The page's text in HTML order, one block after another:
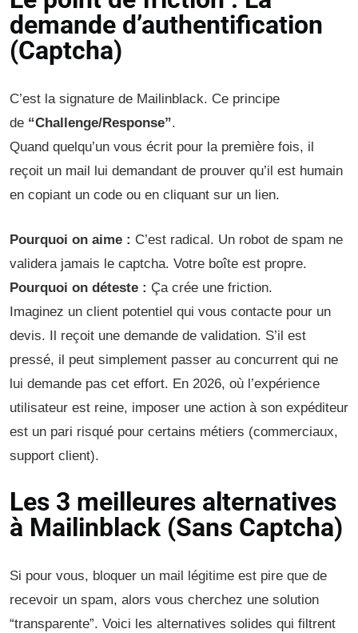
demande d’authentification
(Captcha)
C’est la signature de Mailinblack. Ce principe
de “Challenge/Response”.
Quand quelqu’un vous écrit pour la première fois, il
reçoit un mail lui demandant de prouver qu’il est humain
en copiant un code ou en cliquant sur un lien.
Pourquoi on aime : C’est radical. Un robot de spam ne
validera jamais le captcha. Votre boîte est propre.
Pourquoi on déteste : Ça crée une friction.
Imaginez un client potentiel qui vous contacte pour un
devis. Il reçoit une demande de validation. S’il est
pressé, il peut simplement passer au concurrent qui ne
lui demande pas cet effort. En 2026, où l’expérience
utilisateur est reine, imposer une action à son expéditeur
est un pari risqué pour certains métiers (commerciaux,
support client).
Les 3 meilleures alternatives
à Mailinblack (Sans Captcha)
Si pour vous, bloquer un mail légitime est pire que de
recevoir un spam, alors vous cherchez une solution
“transparente”. Voici les alternatives solides qui filtrent